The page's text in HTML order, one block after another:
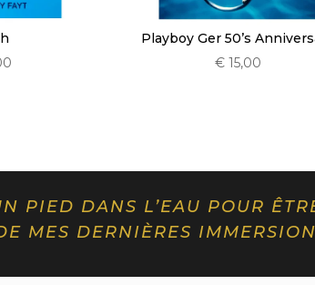
Playboy Ger 50’s
€15,00
PIED DANS L’EAU POUR
MES DERNIÈRES